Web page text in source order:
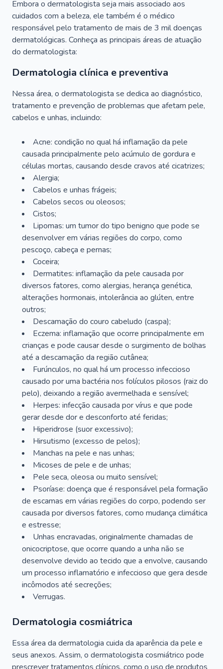
Embora o dermatologista seja mais associado aos
cuidados com a beleza, ele também é o médico
responsável pelo tratamento de mais de 3 mil doenças
dermatológicas. Conheça as principais áreas de atuação
do dermatologista:
Dermatologia clínica e preventiva
Nessa área, o dermatologista se dedica ao diagnóstico,
tratamento e prevenção de problemas que afetam pele,
cabelos e unhas, incluindo:
Acne: condição no qual há inflamação da pele
causada principalmente pelo acúmulo de gordura e
células mortas, causando desde cravos até cicatrizes;
Alergia;
Cabelos e unhas frágeis;
Cabelos secos ou oleosos;
Cistos;
Lipomas: um tumor do tipo benigno que pode se
desenvolver em várias regiões do corpo, como
pescoço, cabeça e pernas;
Coceira;
Dermatites: inflamação da pele causada por
diversos fatores, como alergias, herança genética,
alterações hormonais, intolerância ao glúten, entre
outros;
Descamação do couro cabeludo (caspa);
Eczema: inflamação que ocorre principalmente em
crianças e pode causar desde o surgimento de bolhas
até a descamação da região cutânea;
Furúnculos, no qual há um processo infeccioso
causado por uma bactéria nos folículos pilosos (raiz do
pelo), deixando a região avermelhada e sensível;
Herpes: infecção causada por vírus e que pode
gerar desde dor e desconforto até feridas;
Hiperidrose (suor excessivo);
Hirsutismo (excesso de pelos);
Manchas na pele e nas unhas;
Micoses de pele e de unhas;
Pele seca, oleosa ou muito sensível;
Psoríase: doença que é responsável pela formação
de escamas em várias regiões do corpo, podendo ser
causada por diversos fatores, como mudança climática
e estresse;
Unhas encravadas, originalmente chamadas de
onicocriptose, que ocorre quando a unha não se
desenvolve devido ao tecido que a envolve, causando
um processo inflamatório e infeccioso que gera desde
incômodos até secreções;
Verrugas.
Dermatologia cosmiátrica
Essa área da dermatologia cuida da aparência da pele e
seus anexos. Assim, o dermatologista cosmiátrico pode